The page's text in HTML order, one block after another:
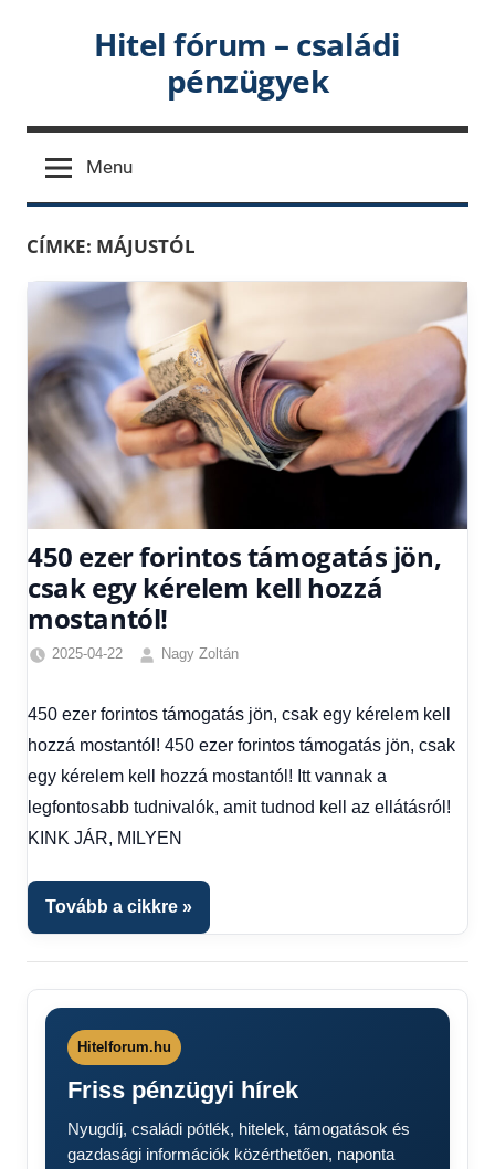
Hitel fórum – családi
pénzügyek
Menu
CÍMKE: MÁJUSTÓL
450 ezer forintos támogatás jön,
csak egy kérelem kell hozzá
mostantól!
2025-04-22
Nagy Zoltán
hírek
Gazdaság ,
Hírek ,
Hírek
450 ezer forintos támogatás jön, csak egy kérelem kell
hozzá mostantól! 450 ezer forintos támogatás jön, csak
egy kérelem kell hozzá mostantól! Itt vannak a
legfontosabb tudnivalók, amit tudnod kell az ellátásról!
KINK JÁR, MILYEN
Tovább a cikkre
Hitelforum.hu
Friss pénzügyi hírek
Nyugdíj, családi pótlék, hitelek, támogatások és
gazdasági információk közérthetően, naponta